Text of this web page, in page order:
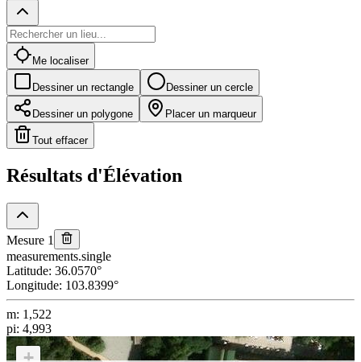
Me localiser
Dessiner un rectangle Dessiner un cercle
Dessiner un polygone Placer un marqueur
Tout effacer
Résultats d'Élévation
Mesure 1
measurements.single
Latitude: 36.0570°
Longitude: 103.8399°
m: 1,522
pi: 4,993
+